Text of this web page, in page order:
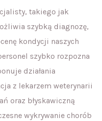
takiego jak
szybką diagnozę,
kondycji naszych
szybko rozpozna
działania
z lekarzem weterynarii
oraz błyskawiczną
wykrywanie chorób